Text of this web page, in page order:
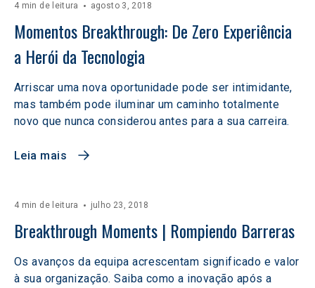
4 min de leitura agosto 3, 2018
Momentos Breakthrough: De Zero Experiência
a Herói da Tecnologia
Arriscar uma nova oportunidade pode ser intimidante,
mas também pode iluminar um caminho totalmente
novo que nunca considerou antes para a sua carreira.
Leia mais
4 min de leitura julho 23, 2018
Breakthrough Moments | Rompiendo Barreras
Os avanços da equipa acrescentam significado e valor
à sua organização. Saiba como a inovação após a